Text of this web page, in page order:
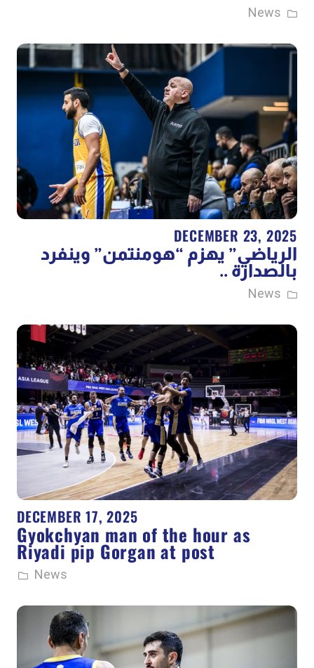
News
DECEMBER 23, 2025
الرياضي” يهزم “هومنتمن” وينفرد
بالصدارة ..
News
DECEMBER 17, 2025
Gyokchyan man of the hour as
Riyadi pip Gorgan at post
News